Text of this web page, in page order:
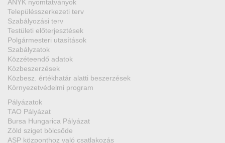
ÁNYK nyomtatványok
Településszerkezeti terv
Szabályozási terv
Testületi előterjesztések
Polgármesteri utasítások
Szabályzatok
Közzéteendő adatok
Közbeszerzések
Közbesz. értékhatár alatti beszerzések
Környezetvédelmi program
Pályázatok
TAO Pályázat
Bursa Hungarica Pályázat
Zöld sziget bölcsőde
ASP központhoz való csatlakozás